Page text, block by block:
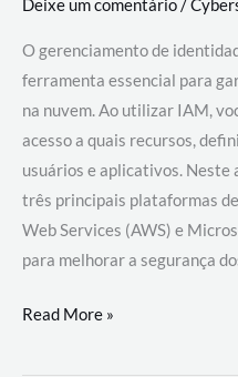
Deixe um comentário/
O gerenciamento de
ferramenta essencial para
na nuvem. Ao utilizar IAM,
acesso a quais recursos,
usuários e aplicativos. Neste
três principais plataformas
Web Services (AWS) e
para melhorar a segurança
Gerenciamento
Read More »